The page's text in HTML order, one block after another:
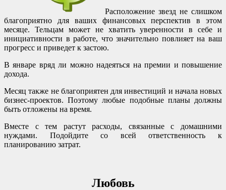
Расположение звезд не слишком
благоприятно для ваших финансовых перспектив в этом
месяце. Тельцам может не хватить уверенности в себе и
инициативности в работе, что значительно повлияет на ваш
прогресс и приведет к застою.
В январе вряд ли можно надеяться на премии и повышение
дохода.
Месяц также не благоприятен для инвестиций и начала новых
бизнес-проектов. Поэтому любые подобные планы должны
быть отложены на время.
Вместе с тем растут расходы, связанные с домашними
нуждами. Подойдите со всей ответственность к
планированию затрат.
Любовь